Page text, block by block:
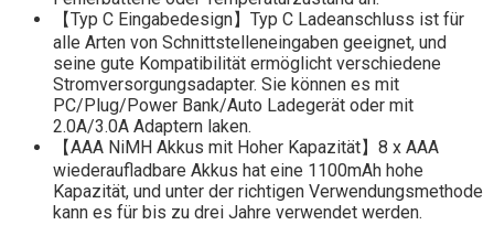
【Typ C Eingabedesign】Typ C Ladeanschluss ist für
alle Arten von Schnittstelleneingaben geeignet, und
seine gute Kompatibilität ermöglicht verschiedene
Stromversorgungsadapter. Sie können es mit
PC/Plug/Power Bank/Auto Ladegerät oder mit
2.0A/3.0A Adaptern laken.
【AAA NiMH Akkus mit Hoher Kapazität】8 x AAA
wiederaufladbare Akkus hat eine 1100mAh hohe
Kapazität, und unter der richtigen Verwendungsmethode
kann es für bis zu drei Jahre verwendet werden.